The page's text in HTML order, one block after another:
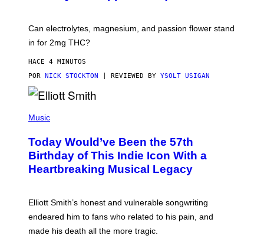
T
N
O
V
I
C
Can electrolytes, magnesium, and passion flower stand
in for 2mg THC?
HACE 4 MINUTOS
POR NICK STOCKTON | REVIEWED BY YSOLT USIGAN
P
O
B
Y
V
A
R
Music
Today Would’ve Been the 57th
Birthday of This Indie Icon With a
Heartbreaking Musical Legacy
Elliott Smith’s honest and vulnerable songwriting
endeared him to fans who related to his pain, and
made his death all the more tragic.